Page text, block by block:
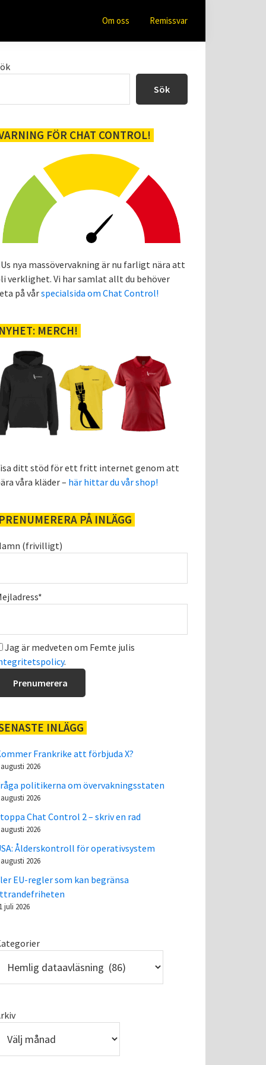
Om oss Remissvar
Sök
FÖR CHAT CONTROL!
nya massövervakning är nu farligt nära att
verklighet. Vi har samlat allt du behöver
på vårspecialsida om Chat Control!
NYHET: MERCH!
ditt stöd för ett fritt internet genom att
våra kläder – här hittar du vår shop!
PRENUMERERA PÅ INLÄGG
(frivilligt)
Jag är medveten om Femte julis
.
INLÄGG
Frankrike att förbjuda X?
2026
politikerna om övervakningsstaten
2026
Chat Control 2 – skriv en rad
2026
Ålderskontroll för operativsystem
2026
EU-regler som kan begränsa
juli 2026